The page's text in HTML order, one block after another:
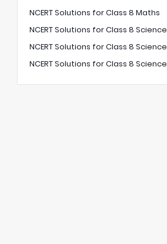
NCERT Solutions for Class 8 Maths
NCERT Solutions for Class 8 Science
NCERT Solutions for Class 8 Science
NCERT Solutions for Class 8 Science